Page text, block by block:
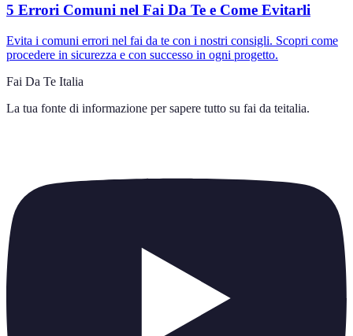
5 Errori Comuni nel Fai Da Te e Come Evitarli
Evita i comuni errori nel fai da te con i nostri consigli. Scopri come
procedere in sicurezza e con successo in ogni progetto.
Fai Da Te Italia
La tua fonte di informazione per sapere tutto su fai da teitalia.